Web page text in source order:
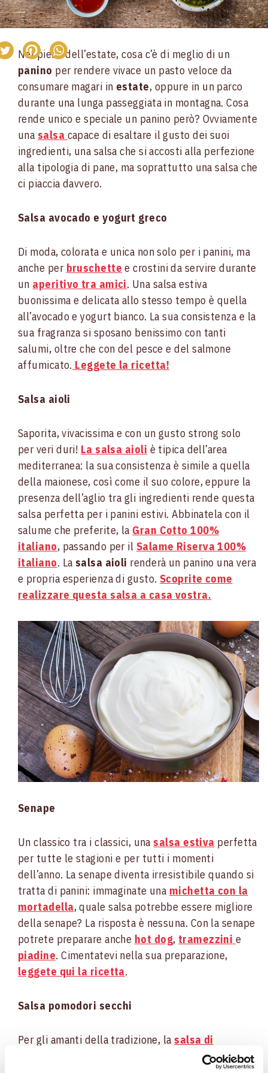
Nel pieno dell’estate, cosa c’è di meglio di un
panino per rendere vivace un pasto veloce da
consumare magari in estate, oppure in un parco
durante una lunga passeggiata in montagna. Cosa
rende unico e speciale un panino però? Ovviamente
una salsa capace di esaltare il gusto dei suoi
ingredienti, una salsa che si accosti alla perfezione
alla tipologia di pane, ma soprattutto una salsa che
ci piaccia davvero.
Salsa avocado e yogurt greco
Di moda, colorata e unica non solo per i panini, ma
anche per bruschette e crostini da servire durante
un aperitivo tra amici. Una salsa estiva
buonissima e delicata allo stesso tempo è quella
all’avocado e yogurt bianco. La sua consistenza e la
sua fragranza si sposano benissimo con tanti
salumi, oltre che con del pesce e del salmone
affumicato. Leggete la ricetta!
Salsa aioli
Saporita, vivacissima e con un gusto strong solo
per veri duri! La salsa aioli è tipica dell’area
mediterranea: la sua consistenza è simile a quella
della maionese, così come il suo colore, eppure la
presenza dell’aglio tra gli ingredienti rende questa
salsa perfetta per i panini estivi. Abbinatela con il
salume che preferite, la Gran Cotto 100%
italiano, passando per il Salame Riserva 100%
italiano. La salsa aioli renderà un panino una vera
e propria esperienza di gusto. Scoprite come
realizzare questa salsa a casa vostra.
Senape
Un classico tra i classici, una salsa estiva perfetta
per tutte le stagioni e per tutti i momenti
dell’anno. La senape diventa irresistibile quando si
tratta di panini: immaginate una michetta con la
mortadella, quale salsa potrebbe essere migliore
della senape? La risposta è nessuna. Con la senape
potrete preparare anche hot dog, tramezzini e
piadine. Cimentatevi nella sua preparazione,
leggete qui la ricetta.
Salsa pomodori secchi
Per gli amanti della tradizione, lasalsa di
è quella perfetta per ricette di